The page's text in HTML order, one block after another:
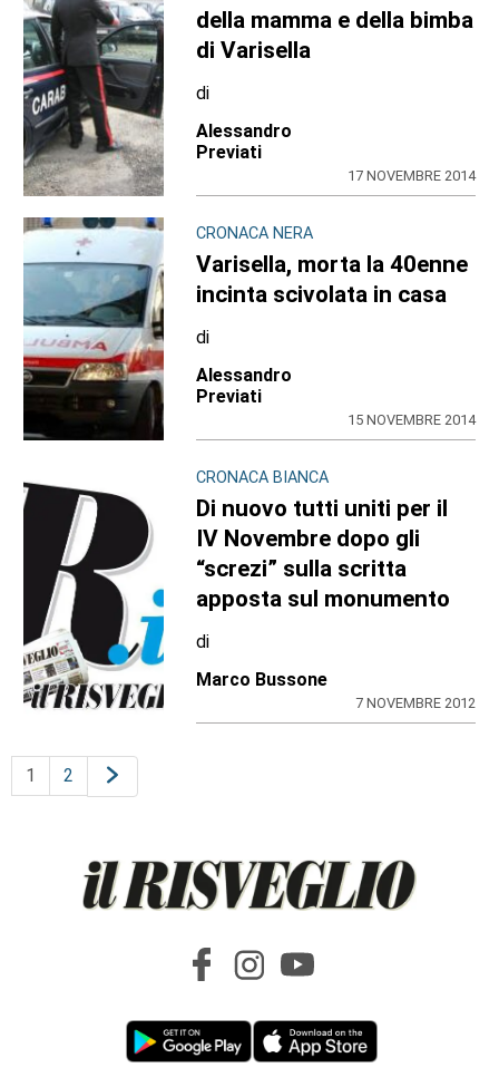
della mamma e della bimba
di Varisella
di
Alessandro
Previati
17 NOVEMBRE 2014
CRONACA NERA
Varisella, morta la 40enne
incinta scivolata in casa
di
Alessandro
Previati
15 NOVEMBRE 2014
CRONACA BIANCA
Di nuovo tutti uniti per il
IV Novembre dopo gli
“screzi” sulla scritta
apposta sul monumento
di
Marco Bussone
7 NOVEMBRE 2012
1 2